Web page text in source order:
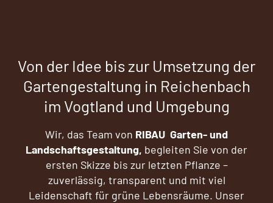
Von der Idee bis zur Umsetzung der
Gartengestaltung in Reichenbach
im Vogtland und Umgebung
Wir, das Team von RIBAU Garten- und
Landschaftsgestaltung, begleiten Sie von der
ersten Skizze bis zur letzten Pflanze –
zuverlässig, transparent und mit viel
Leidenschaft für grüne Lebensräume. Unser